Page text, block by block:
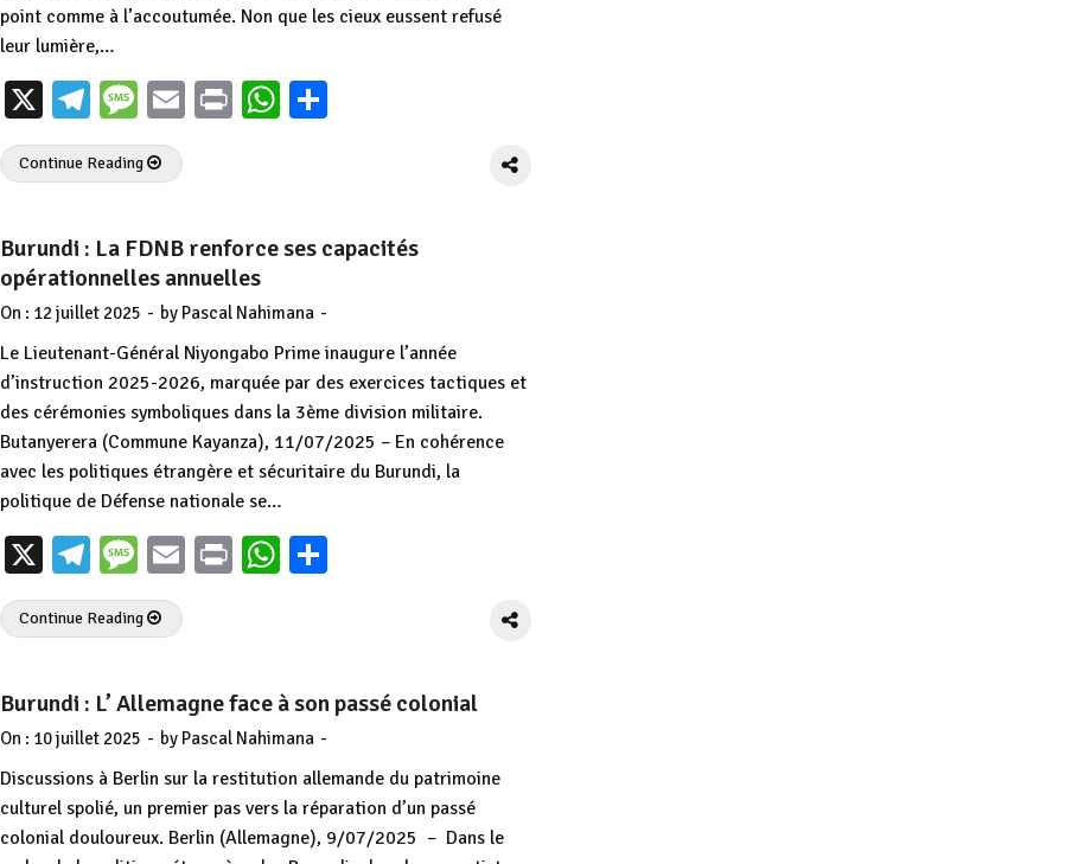
point comme à l’accoutumée. Non que les cieux eussent refusé
leur lumière,…
X Telegram
Message
EmailPrintWhatsApp
Continue Reading
Burundi : La FDNB renforce ses capacités
opérationnelles annuelles
On : 12 juillet 2025 - by Pascal Nahimana -
Le Lieutenant-Général Niyongabo Prime inaugure l’année
d’instruction 2025-2026, marquée par des exercices tactiques et
des cérémonies symboliques dans la 3ème division militaire.
Butanyerera (Commune Kayanza), 11/07/2025 – En cohérence
avec les politiques étrangère et sécuritaire du Burundi, la
politique de Défense nationale se…
X Telegram
Message
EmailPrintWhatsApp
Continue Reading
Burundi : L’ Allemagne face à son passé colonial
On : 10 juillet 2025 - by Pascal Nahimana -
Discussions à Berlin sur la restitution allemande du patrimoine
culturel spolié, un premier pas vers la réparation d’un passé
colonial douloureux. Berlin (Allemagne), 9/07/2025 – Dans le